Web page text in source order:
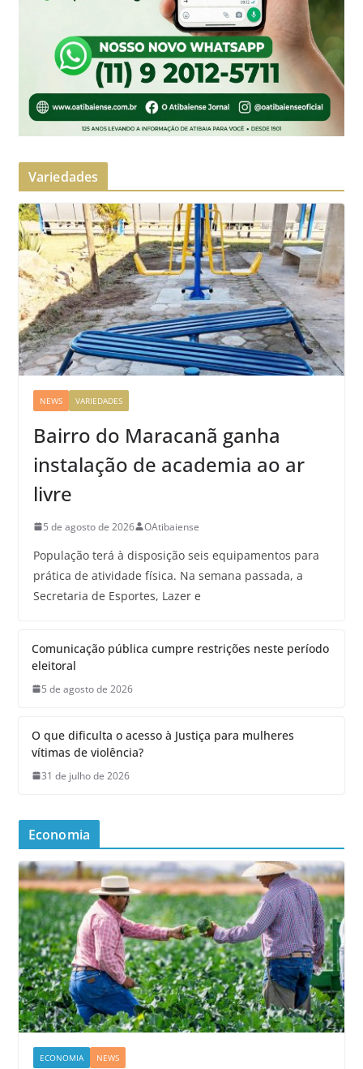
Variedades
NEWS VARIEDADES
Bairro do Maracanã ganha
instalação de academia ao ar
livre
5 de agosto de 2026 OAtibaiense
População terá à disposição seis equipamentos para
prática de atividade física. Na semana passada, a
Secretaria de Esportes, Lazer e
Comunicação pública cumpre restrições neste período
eleitoral
5 de agosto de 2026
O que dificulta o acesso à Justiça para mulheres
vítimas de violência?
31 de julho de 2026
Economia
ECONOMIA NEWS